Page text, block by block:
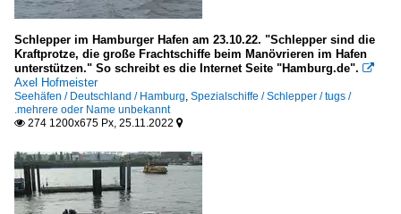
Schlepper im Hamburger Hafen am 23.10.22. "Schlepper sind die
Kraftprotze, die große Frachtschiffe beim Manövrieren im Hafen
unterstützen." So schreibt es die Internet Seite "Hamburg.de". 
Axel Hofmeister
Seehäfen / Deutschland / Hamburg, Spezialschiffe / Schlepper / tugs /
.mehrere oder Name unbekannt
 274 1200x675 Px, 25.11.2022 